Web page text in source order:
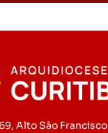
Alto São Francisco